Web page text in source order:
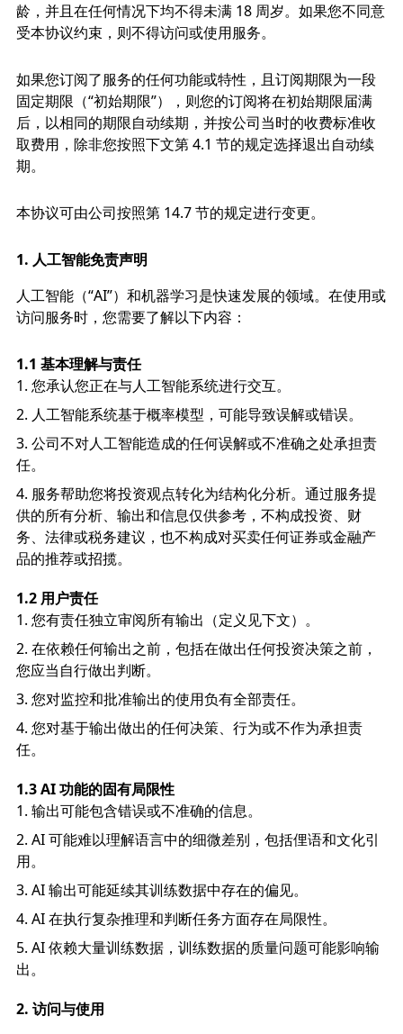
龄，并且在任何情况下均不得未满 18 周岁。如果您不同意
受本协议约束，则不得访问或使用服务。
如果您订阅了服务的任何功能或特性，且订阅期限为一段
固定期限（“初始期限”），则您的订阅将在初始期限届满
后，以相同的期限自动续期，并按公司当时的收费标准收
取费用，除非您按照下文第 4.1 节的规定选择退出自动续
期。
本协议可由公司按照第 14.7 节的规定进行变更。
1. 人工智能免责声明
人工智能（“AI”）和机器学习是快速发展的领域。在使用或
访问服务时，您需要了解以下内容：
1.1 基本理解与责任
您承认您正在与人工智能系统进行交互。
人工智能系统基于概率模型，可能导致误解或错误。
公司不对人工智能造成的任何误解或不准确之处承担责
任。
服务帮助您将投资观点转化为结构化分析。通过服务提
供的所有分析、输出和信息仅供参考，不构成投资、财
务、法律或税务建议，也不构成对买卖任何证券或金融产
品的推荐或招揽。
1.2 用户责任
您有责任独立审阅所有输出（定义见下文）。
在依赖任何输出之前，包括在做出任何投资决策之前，
您应当自行做出判断。
您对监控和批准输出的使用负有全部责任。
您对基于输出做出的任何决策、行为或不作为承担责
任。
1.3 AI 功能的固有局限性
输出可能包含错误或不准确的信息。
AI 可能难以理解语言中的细微差别，包括俚语和文化引
用。
AI 输出可能延续其训练数据中存在的偏见。
AI 在执行复杂推理和判断任务方面存在局限性。
AI 依赖大量训练数据，训练数据的质量问题可能影响输
出。
2. 访问与使用